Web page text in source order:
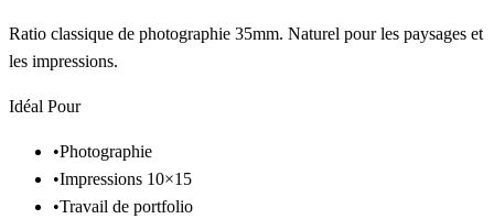
Ratio classique de photographie 35mm. Naturel pour les paysages et
les impressions.
Idéal Pour
•Photographie
•Impressions 10×15
•Travail de portfolio